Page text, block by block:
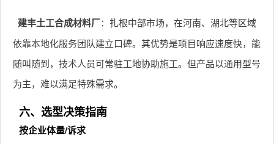
建丰土工合成材料厂：扎根中部市场，在河南、湖北等区域
依靠本地化服务团队建立口碑。其优势是项目响应速度快，能
随叫随到，技术人员可常驻工地协助施工。但产品以通用型号
为主，难以满足特殊需求。
六、选型决策指南
按企业体量/诉求